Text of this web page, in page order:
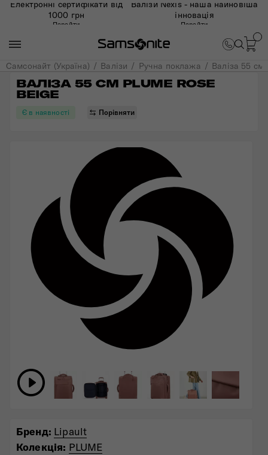
Електронні сертифікати від
1000 грн
Перейти
Валізи Nexis - наша найновіша
інновація
Перейти
Самсонайт (Україна) Валізи Ручна поклажа Валіза 55 см
Бренд: Lipault
Колекція: PLUME
Є в наявності Порівняти
ВАЛІЗА 55 СМ PLUME ROSE
BEIGE